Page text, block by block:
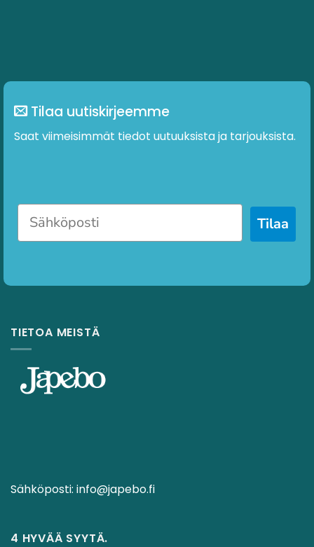
Tilaa uutiskirjeemme
Saat viimeisimmät tiedot uutuuksista ja tarjouksista.
Tilaa
TIETOA MEISTÄ
Sähköposti: info@japebo.fi
4 HYVÄÄ SYYTÄ.